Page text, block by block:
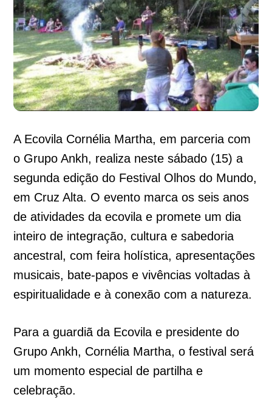
A Ecovila Cornélia Martha, em parceria com
o Grupo Ankh, realiza neste sábado (15) a
segunda edição do Festival Olhos do Mundo,
em Cruz Alta. O evento marca os seis anos
de atividades da ecovila e promete um dia
inteiro de integração, cultura e sabedoria
ancestral, com feira holística, apresentações
musicais, bate-papos e vivências voltadas à
espiritualidade e à conexão com a natureza.
Para a guardiã da Ecovila e presidente do
Grupo Ankh, Cornélia Martha, o festival será
um momento especial de partilha e
celebração.